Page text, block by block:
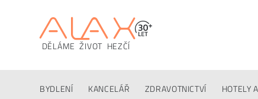
DĚLÁME ŽIVOT HEZČÍ
BYDLENÍ KANCELÁŘ ZDRAVOTNICTVÍ HOTELY